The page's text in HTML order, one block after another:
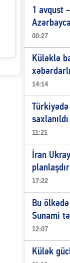
1 avqust
00:27
Küləklə
14:14
saxlanıldı
11:21
İran
17:22
Bu
Sunami
12:07
Külək